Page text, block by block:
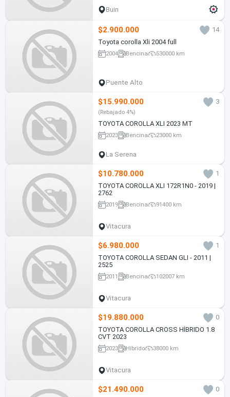
Buin
$2.900.000
14
Toyota corolla Xli 2004 full
2004 Bencina 530000 km
Puente Alto
$15.990.000 3
(Rebajado 4%)
TOYOTA COROLLA XLI 2023 MT
2023 Bencina 23000 km
La Serena
$10.780.000
1
TOYOTA COROLLA XLI 172R1N0 - 2019 |
2762
2019 Bencina 91400 km
Vitacura
$6.980.000
1
TOYOTA COROLLA SEDAN GLI - 2011 |
2525
2011 Bencina 102007 km
Vitacura
$19.880.000
0
TOYOTA COROLLA CROSS HÍBRIDO 1.8
CVT 2023
2023 Híbrido 38000 km
Vitacura
$21.490.000
0